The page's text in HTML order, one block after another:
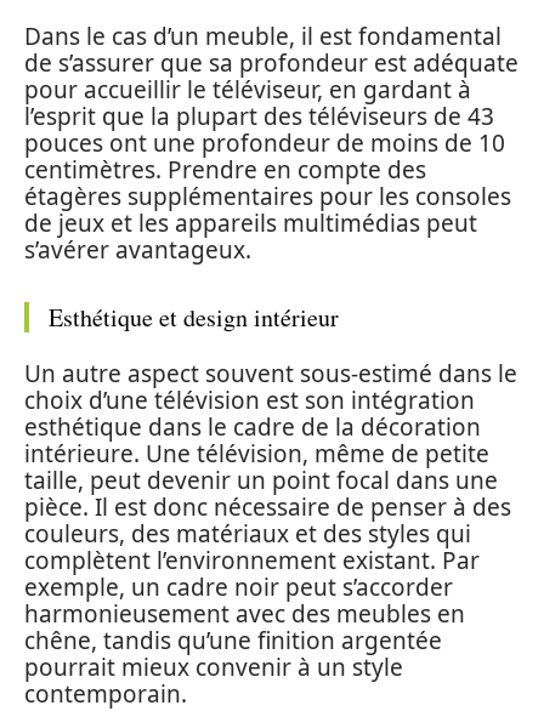
Dans le cas d’un meuble, il est fondamental
de s’assurer que sa profondeur est adéquate
pour accueillir le téléviseur, en gardant à
l’esprit que la plupart des téléviseurs de 43
pouces ont une profondeur de moins de 10
centimètres. Prendre en compte des
étagères supplémentaires pour les consoles
de jeux et les appareils multimédias peut
s’avérer avantageux.
Esthétique et design intérieur
Un autre aspect souvent sous-estimé dans le
choix d’une télévision est son intégration
esthétique dans le cadre de la décoration
intérieure. Une télévision, même de petite
taille, peut devenir un point focal dans une
pièce. Il est donc nécessaire de penser à des
couleurs, des matériaux et des styles qui
complètent l’environnement existant. Par
exemple, un cadre noir peut s’accorder
harmonieusement avec des meubles en
chêne, tandis qu’une finition argentée
pourrait mieux convenir à un style
contemporain.